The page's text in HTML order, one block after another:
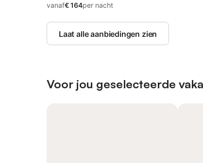
vanaf€ 164per nacht
Laat alle aanbiedingen zien
Voor jou geselecteerde